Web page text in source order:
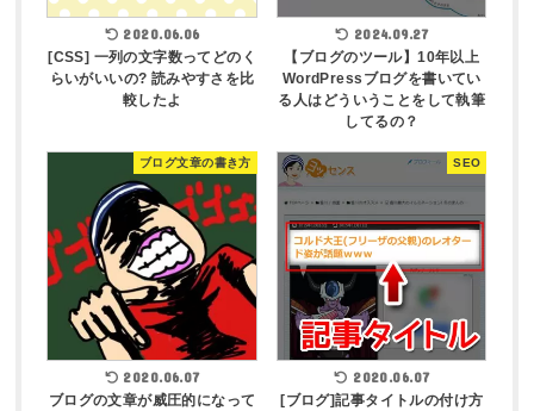
2020.06.06
[CSS] 一列の文字数ってどのく
らいがいいの? 読みやすさを比
較したよ
2024.09.27
【ブログのツール】10年以上
WordPressブログを書いてい
る人はどういうことをして執筆
してるの？
ブログ文章の書き方
2020.06.07
ブログの文章が威圧的になって
SEO
2020.06.07
[ブログ]記事タイトルの付け方